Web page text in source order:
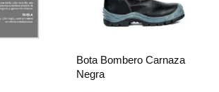
Bota Bombero Carnaza
Negra